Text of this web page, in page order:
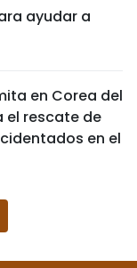
ayudar a
en Corea del
el rescate de
en el